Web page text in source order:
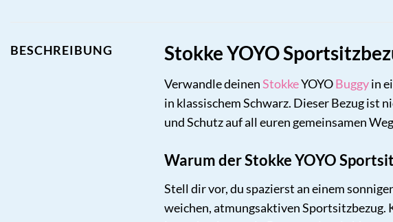
BESCHREIBUNG Stokke YOYO
Verwandle deinenStokkeYOYOBuggyin
in klassischem Schwarz. Dieser Bezug ist
und Schutz auf all euren gemeinsamen
Warum der Stokke YOYO
Stell dir vor, du spazierst an einem
weichen, atmungsaktiven Sportsitzbezug.